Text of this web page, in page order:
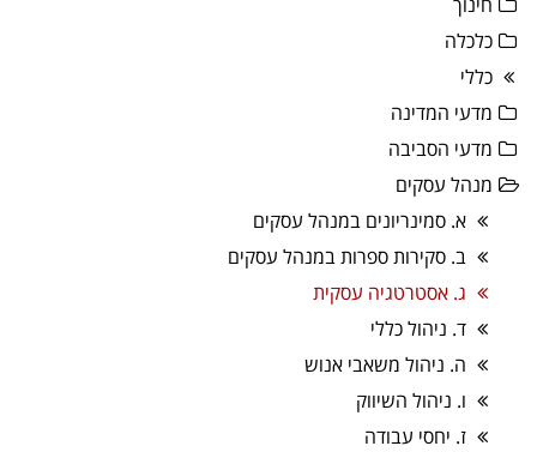
כלכלה
כללי
מדעי המדינה
מדעי הסביבה
מנהל עסקים
א. סמינריונים במנהל עסקים
ב. סקירות ספרות במנהל עסקים
ג. אסטרטגיה עסקית
ד. ניהול כללי
ה. ניהול משאבי אנוש
ו. ניהול השיווק
ז. יחסי עבודה